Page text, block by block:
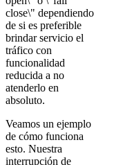
close\" dependiendo
de si es preferible
brindar servicio el
tráfico con
funcionalidad
reducida a no
atenderlo en
absoluto.
Veamos un ejemplo
de cómo funciona
esto. Nuestra
interrupción de